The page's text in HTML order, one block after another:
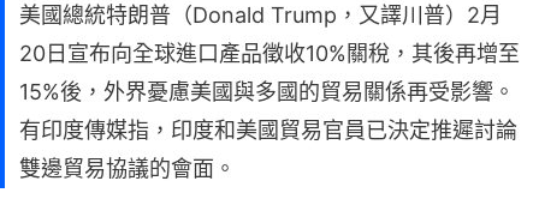
美國總統特朗普（Donald Trump，又譯川普）2月
20日宣布向全球進口產品徵收10%關稅，其後再增至
15%後，外界憂慮美國與多國的貿易關係再受影響。
有印度傳媒指，印度和美國貿易官員已決定推遲討論
雙邊貿易協議的會面。